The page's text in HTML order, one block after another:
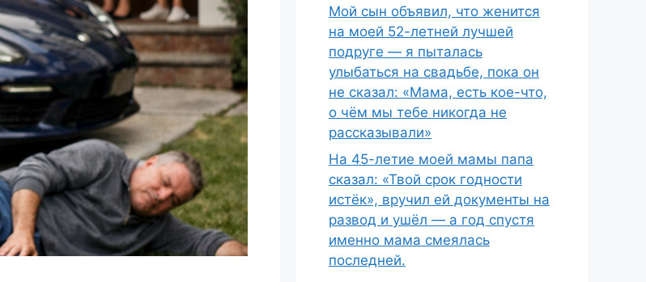
Мой сын объявил, что женится
на моей 52-летней лучшей
подруге — я пыталась
улыбаться на свадьбе, пока он
не сказал: «Мама, есть кое-что,
о чём мы тебе никогда не
рассказывали»
На 45-летие моей мамы папа
сказал: «Твой срок годности
истёк», вручил ей документы на
развод и ушёл — а год спустя
именно мама смеялась
последней.